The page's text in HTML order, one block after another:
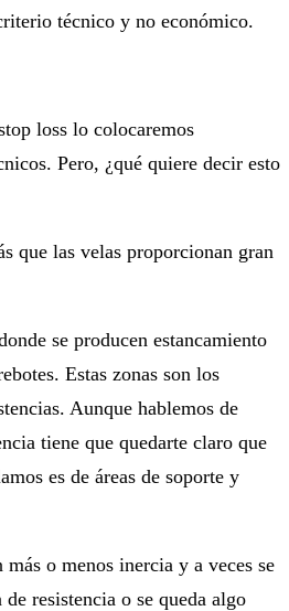
técnico y no económico.
loss lo colocaremos
Pero, ¿qué quiere decir esto
que las velas proporcionan gran
se producen estancamiento
Estas zonas son los
Aunque hablemos de
tiene que quedarte claro que
es de áreas de soporte y
o menos inercia y a veces se
resistencia o se queda algo